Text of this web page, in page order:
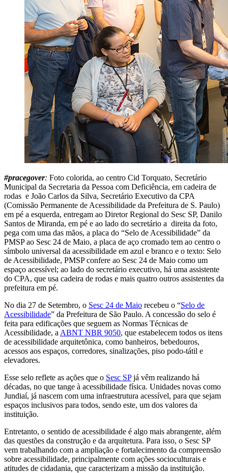
#pracegover: Foto colorida, ao centro Cid Torquato, Secretário
Municipal da Secretaria da Pessoa com Deficiência, em cadeira de
rodas e João Carlos da Silva, Secretário Executivo da CPA
(Comissão Permanente de Acessibilidade da Prefeitura de S. Paulo)
em pé a esquerda, entregam ao Diretor Regional do Sesc SP, Danilo
Santos de Miranda, em pé e ao lado do secretário a direita da foto,
pega com uma das mãos, a placa do “Selo de Acessibilidade” da
PMSP ao Sesc 24 de Maio, a placa de aço cromado tem ao centro o
símbolo universal da acessibilidade em azul e branco e o texto: Selo
de Acessibilidade, PMSP confere ao Sesc 24 de Maio como um
espaço acessível; ao lado do secretário executivo, há uma assistente
do CPA, que usa cadeira de rodas e mais quatro outros assistentes da
prefeitura em pé.
No dia 27 de Setembro, o Sesc 24 de Maio recebeu o “Selo de
Acessibilidade” da Prefeitura de São Paulo. A concessão do selo é
feita para edificações que seguem as Normas Técnicas de
Acessibilidade, a ABNT NBR 9050, que estabelecem todos os itens
de acessibilidade arquitetônica, como banheiros, bebedouros,
acessos aos espaços, corredores, sinalizações, piso podo-tátil e
elevadores.
Esse selo reflete as ações que o Sesc SPjá vêm realizando há
décadas, no que tange à acessibilidade física. Unidades novas como
Jundiaí, já nascem com uma infraestrutura acessível, para que sejam
espaços inclusivos para todos, sendo este, um dos valores da
instituição.
Entretanto, o sentido de acessibilidade é algo mais abrangente, além
das questões da construção e da arquitetura. Para isso, o Sesc SP
vem trabalhando com a ampliação e fortalecimento da compreensão
sobre acessibilidade, principalmente com ações socioculturais e
atitudes de cidadania, que caracterizam a missão da instituição.